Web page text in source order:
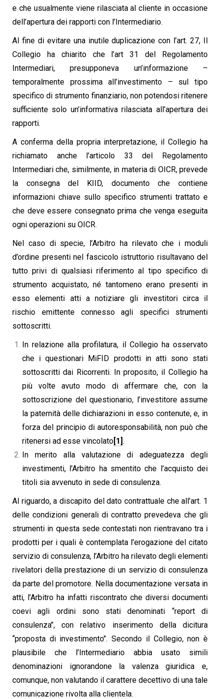
e che usualmente viene rilasciata al cliente in occasione
dell’apertura dei rapporti con l’Intermediario.
Al fine di evitare una inutile duplicazione con l’art. 27, Il
Collegio ha chiarito che l’art 31 del Regolamento
Intermediari, presupponeva un’informazione –
temporalmente prossima all’investimento – sul tipo
specifico di strumento finanziario, non potendosi ritenere
sufficiente solo un’informativa rilasciata all’apertura dei
rapporti.
A conferma della propria interpretazione, il Collegio ha
richiamato anche l’articolo 33 del Regolamento
Intermediari che, similmente, in materia di OICR, prevede
la consegna del KIID, documento che contiene
informazioni chiave sullo specifico strumenti trattato e
che deve essere consegnato prima che venga eseguita
ogni operazioni su OICR.
Nel caso di specie, l’Arbitro ha rilevato che i moduli
d’ordine presenti nel fascicolo istruttorio risultavano del
tutto privi di qualsiasi riferimento al tipo specifico di
strumento acquistato, né tantomeno erano presenti in
esso elementi atti a notiziare gli investitori circa il
rischio emittente connesso agli specifici strumenti
sottoscritti.
In relazione alla profilatura, il Collegio ha osservato
che i questionari MiFID prodotti in atti sono stati
sottoscritti dai Ricorrenti. In proposito, il Collegio ha
più volte avuto modo di affermare che, con la
sottoscrizione del questionario, l’investitore assume
la paternità delle dichiarazioni in esso contenute, e, in
forza del principio di autoresponsabilità, non può che
ritenersi ad esse vincolato[1].
In merito alla valutazione di adeguatezza degli
investimenti, l’Arbitro ha smentito che l’acquisto dei
titoli sia avvenuto in sede di consulenza.
Al riguardo, a discapito del dato contrattuale che all’art. 1
delle condizioni generali di contratto prevedeva che gli
strumenti in questa sede contestati non rientravano tra i
prodotti per i quali è contemplata l’erogazione del citato
servizio di consulenza, l’Arbitro ha rilevato degli elementi
rivelatori della prestazione di un servizio di consulenza
da parte del promotore. Nella documentazione versata in
atti, l’Arbitro ha infatti riscontrato che diversi documenti
coevi agli ordini sono stati denominati ‘‘report di
consulenza’’, con relativo inserimento della dicitura
‘‘proposta di investimento’’. Secondo il Collegio, non è
plausibile che l’Intermediario abbia usato simili
denominazioni ignorandone la valenza giuridica e,
comunque, non valutando il carattere decettivo di una tale
comunicazione rivolta alla clientela.